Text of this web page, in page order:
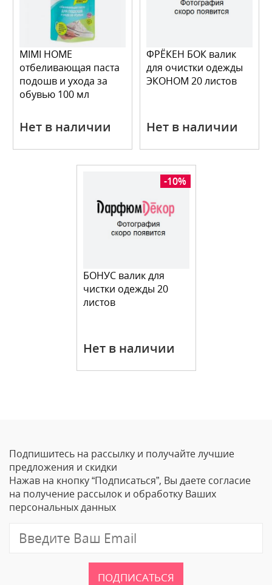
MIMI HOME
отбеливающая паста
подошв и ухода за
обувью 100 мл
Нет в наличии
ФРЁКЕН БОК валик
для очистки одежды
ЭКОНОМ 20 листов
Нет в наличии
-10%
БОНУС валик для
чистки одежды 20
листов
Нет в наличии
Подпишитесь на рассылку и получайте лучшие
предложения и скидки
Нажав на кнопку “Подписаться”, Вы даете согласие
на получение рассылок и обработку Ваших
персональных данных
ПОДПИСАТЬСЯ